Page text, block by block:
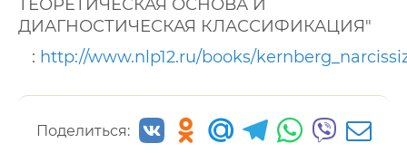
ТЕОРЕТИЧЕСКАЯ ОСНОВА И
ДИАГНОСТИЧЕСКАЯ КЛАССИФИКАЦИЯ"
: http://www.nlp12.ru/books/
Поделиться: